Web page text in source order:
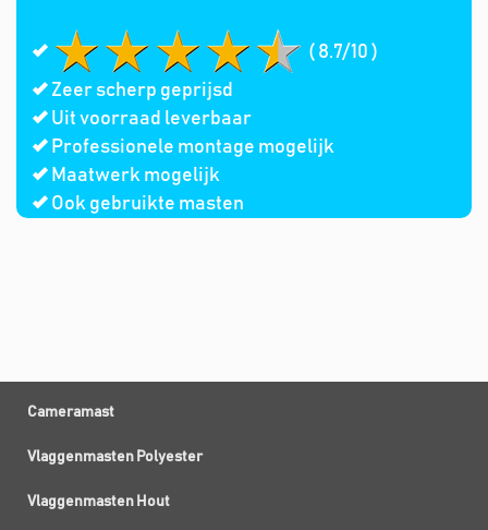
( 8.7/10 )
Zeer scherp geprijsd
Uit voorraad leverbaar
Professionele montage mogelijk
Maatwerk mogelijk
Ook gebruikte masten
Cameramast
Vlaggenmasten Polyester
Vlaggenmasten Hout